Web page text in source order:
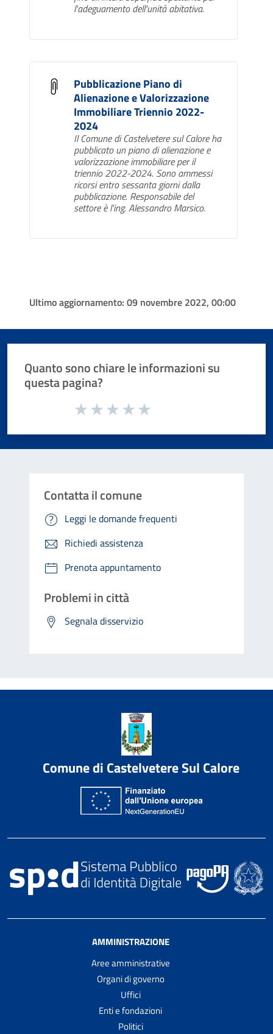
l'adeguamento dell'unità abitativa.
Pubblicazione Piano di
Alienazione e Valorizzazione
Immobiliare Triennio 2022-
2024
Il Comune di Castelvetere sul Calore ha
pubblicato un piano di alienazione e
valorizzazione immobiliare per il
triennio 2022-2024. Sono ammessi
ricorsi entro sessanta giorni dalla
pubblicazione. Responsabile del
settore è l'ing. Alessandro Marsico.
Ultimo aggiornamento: 09 novembre 2022, 00:00
Quanto sono chiare le informazioni su
questa pagina?
Valuta da 1 a 5 stelle la pagina
Contatta il comune
Leggi le domande frequenti
Richiedi assistenza
Prenota appuntamento
Problemi in città
Segnala disservizio
Comune di Castelvetere Sul Calore
AMMINISTRAZIONE
Aree amministrative
Organi di governo
Uffici
Enti e fondazioni
Politici